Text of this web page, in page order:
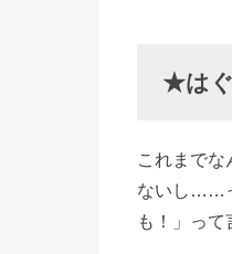
★はぐ
これまで
ないし……
も！」って